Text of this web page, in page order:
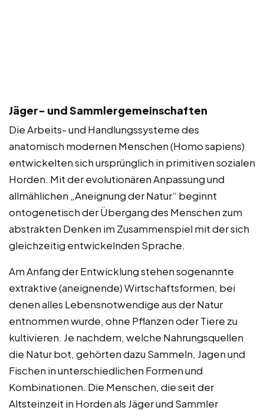
Jäger- und Sammlergemeinschaften
Die Arbeits- und Handlungssysteme des
anatomisch modernen Menschen (Homo sapiens)
entwickelten sich ursprünglich in primitiven sozialen
Horden. Mit der evolutionären Anpassung und
allmählichen „Aneignung der Natur“ beginnt
ontogenetisch der Übergang des Menschen zum
abstrakten Denken im Zusammenspiel mit der sich
gleichzeitig entwickelnden Sprache.
Am Anfang der Entwicklung stehen sogenannte
extraktive (aneignende) Wirtschaftsformen, bei
denen alles Lebensnotwendige aus der Natur
entnommen wurde, ohne Pflanzen oder Tiere zu
kultivieren. Je nachdem, welche Nahrungsquellen
die Natur bot, gehörten dazu Sammeln, Jagen und
Fischen in unterschiedlichen Formen und
Kombinationen. Die Menschen, die seit der
Altsteinzeit in Horden als Jäger und Sammler